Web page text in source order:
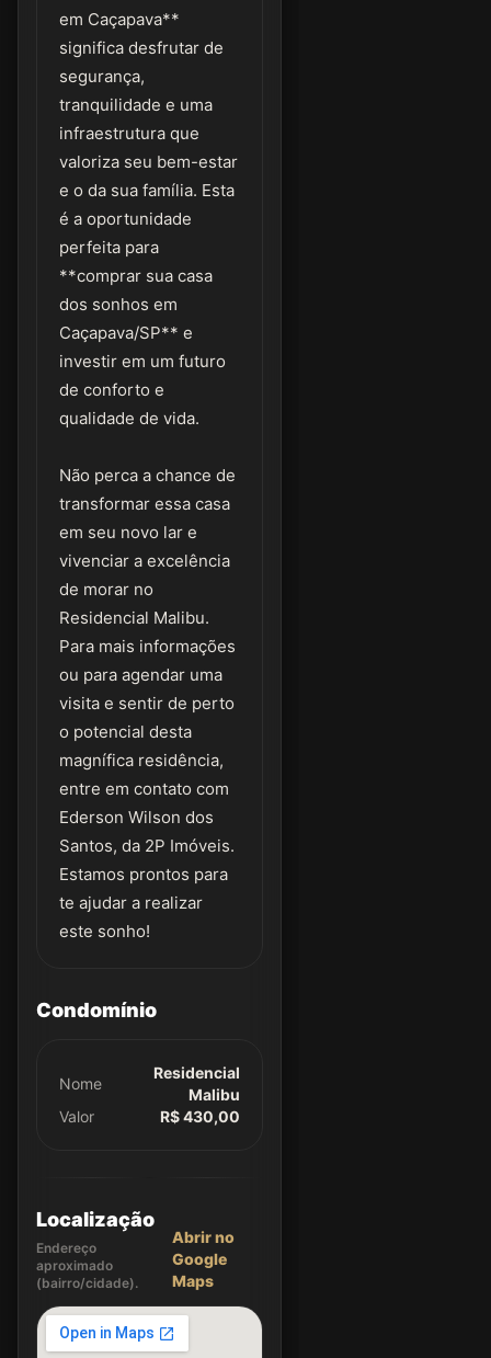
em Caçapava**
significa desfrutar de
segurança,
tranquilidade e uma
infraestrutura que
valoriza seu bem-estar
e o da sua família. Esta
é a oportunidade
perfeita para
**comprar sua casa
dos sonhos em
Caçapava/SP** e
investir em um futuro
de conforto e
qualidade de vida.
Não perca a chance de
transformar essa casa
em seu novo lar e
vivenciar a excelência
de morar no
Residencial Malibu.
Para mais informações
ou para agendar uma
visita e sentir de perto
o potencial desta
magnífica residência,
entre em contato com
Ederson Wilson dos
Santos, da 2P Imóveis.
Estamos prontos para
te ajudar a realizar
este sonho!
Condomínio
Nome
Residencial
Malibu
Valor
R$ 430,00
Localização
Endereço
aproximado
(bairro/cidade).
Abrir no
Google
Maps